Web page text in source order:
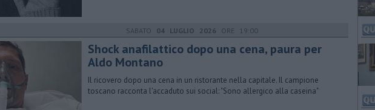
SABATO 04 LUGLIO 2026 ORE 19:00
Shock anafilattico dopo una cena, paura per
Aldo Montano
Il ricovero dopo una cena in un ristorante nella capitale. Il campione
toscano racconta l'accaduto sui social: "Sono allergico alla caseina"